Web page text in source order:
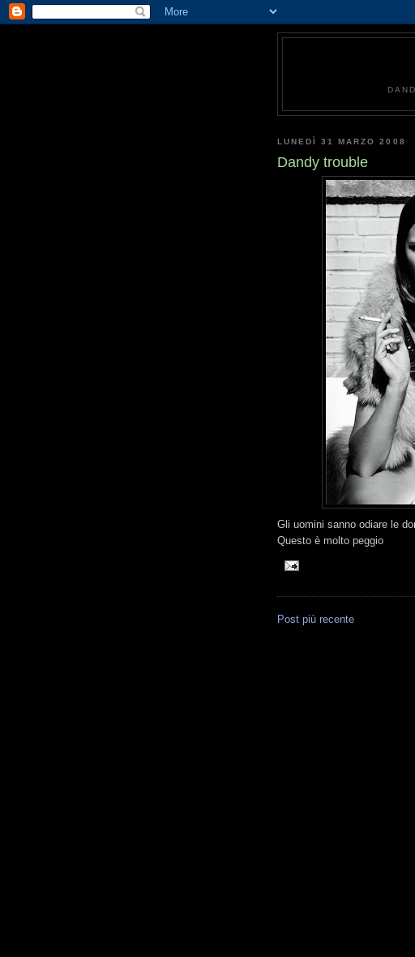
LUNEDÌ 31 MARZO 2008
Dandy trouble
Gli uomini sanno odiare le
Questo è molto peggio
Post più recente